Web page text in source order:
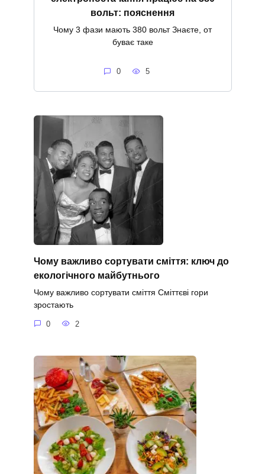
вольт: пояснення
Чому 3 фази мають 380 вольт Знаєте, от
буває таке
0 5
Чому важливо сортувати сміття: ключ до
екологічного майбутнього
Чому важливо сортувати сміття Сміттєві гори
зростають
0 2